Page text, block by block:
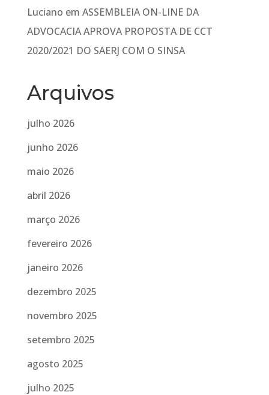
Luciano em ASSEMBLEIA ON-LINE DA
ADVOCACIA APROVA PROPOSTA DE CCT
2020/2021 DO SAERJ COM O SINSA
Arquivos
julho 2026
junho 2026
maio 2026
abril 2026
março 2026
fevereiro 2026
janeiro 2026
dezembro 2025
novembro 2025
setembro 2025
agosto 2025
julho 2025